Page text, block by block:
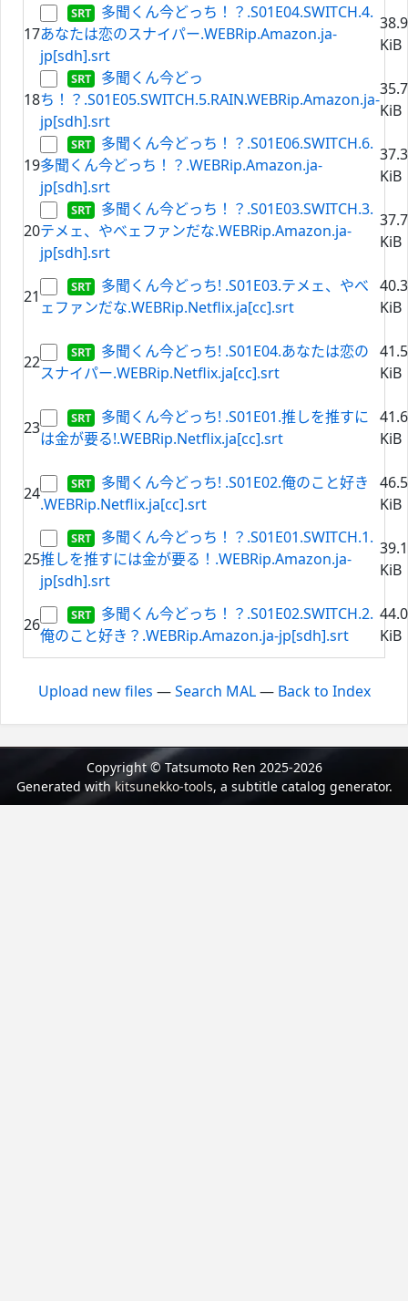
17
多聞くん今どっち！？.S01E04.SWITCH.4.
あなたは恋のスナイパー.WEBRip.Amazon.ja-
jp[sdh].srt
KiB
18
多聞くん今どっ
ち！？.S01E05.SWITCH.5.RAIN.WEBRip.Amazon.ja-
jp[sdh].srt
KiB
19
多聞くん今どっち！？.S01E06.SWITCH.6.
多聞くん今どっち！？.WEBRip.Amazon.ja-
jp[sdh].srt
KiB
20
多聞くん今どっち！？.S01E03.SWITCH.3.
テメェ、やべェファンだな.WEBRip.Amazon.ja-
jp[sdh].srt
KiB
21
多聞くん今どっち! .S01E03.テメェ、やべ
ェファンだな.WEBRip.Netflix.ja[cc].srt
KiB
22
多聞くん今どっち! .S01E04.あなたは恋の
スナイパー.WEBRip.Netflix.ja[cc].srt
KiB
23
多聞くん今どっち! .S01E01.推しを推すに
は金が要る!.WEBRip.Netflix.ja[cc].srt
KiB
24
多聞くん今どっち! .S01E02.俺のこと好き
.WEBRip.Netflix.ja[cc].srt
KiB
25
多聞くん今どっち！？.S01E01.SWITCH.1.
推しを推すには金が要る！.WEBRip.Amazon.ja-
jp[sdh].srt
KiB
26
多聞くん今どっち！？.S01E02.SWITCH.2.
俺のこと好き？.WEBRip.Amazon.ja-jp[sdh].srt
KiB
Upload new files —Search MAL— Back to Index
Copyright © Tatsumoto Ren 2025-2026
Generated withkitsunekko-tools, a subtitle catalog generator.